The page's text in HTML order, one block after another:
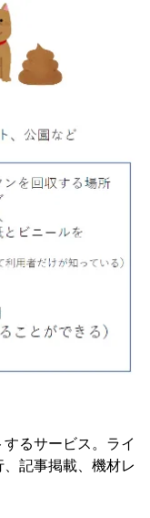
るサービス。ライ
記事掲載、機材レ